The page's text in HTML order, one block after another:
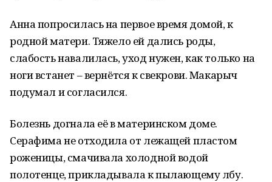
Анна попросилась на первое время домой, к
родной матери. Тяжело ей дались роды,
слабость навалилась, уход нужен, как только на
ноги встанет – вернётся к свекрови. Макарыч
подумал и согласился.
Болезнь догнала её в материнском доме.
Серафима не отходила от лежащей пластом
роженицы, смачивала холодной водой
полотенце, прикладывала к пылающему лбу.